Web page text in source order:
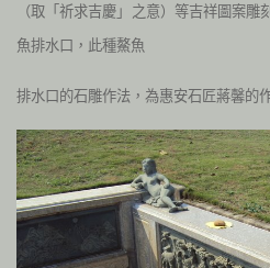
（取「祈求吉慶」之意）等吉祥圖案
魚排水口，此種鰲魚
排水口的石雕作法，為惠安石匠蔣馨的